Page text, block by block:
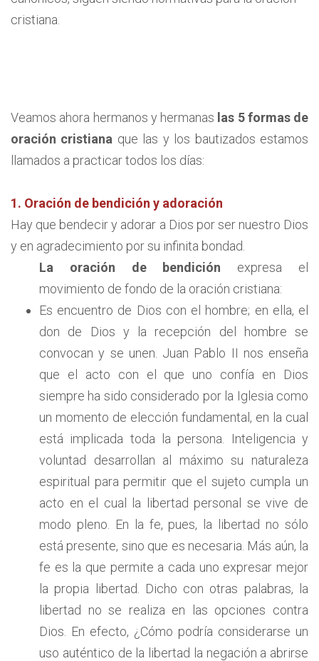
cristiana.
Veamos ahora hermanos y hermanas las 5 formas de
oración cristiana que las y los bautizados estamos
llamados a practicar todos los días:
1. Oración de bendición y adoración
Hay que bendecir y adorar a Dios por ser nuestro Dios
y en agradecimiento por su infinita bondad.
La oración de bendición expresa el
movimiento de fondo de la oración cristiana:
Es encuentro de Dios con el hombre; en ella, el
don de Dios y la recepción del hombre se
convocan y se unen. Juan Pablo II nos enseña
que el acto con el que uno confía en Dios
siempre ha sido considerado por la Iglesia como
un momento de elección fundamental, en la cual
está implicada toda la persona. Inteligencia y
voluntad desarrollan al máximo su naturaleza
espiritual para permitir que el sujeto cumpla un
acto en el cual la libertad personal se vive de
modo pleno. En la fe, pues, la libertad no sólo
está presente, sino que es necesaria. Más aún, la
fe es la que permite a cada uno expresar mejor
la propia libertad. Dicho con otras palabras, la
libertad no se realiza en las opciones contra
Dios. En efecto, ¿Cómo podría considerarse un
uso auténtico de la libertad la negación a abrirse